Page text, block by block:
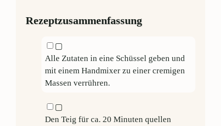
Rezeptzusammenfassung
▢
Alle Zutaten in eine Schüssel geben und
mit einem Handmixer zu einer cremigen
Massen verrühren.
▢
Den Teig für ca. 20 Minuten quellen